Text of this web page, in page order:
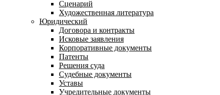
Сценарий
Художественная литература
Юридический
Договора и контракты
Исковые заявления
Корпоративные документы
Патенты
Решения суда
Судебные документы
Уставы
Учредительные документы